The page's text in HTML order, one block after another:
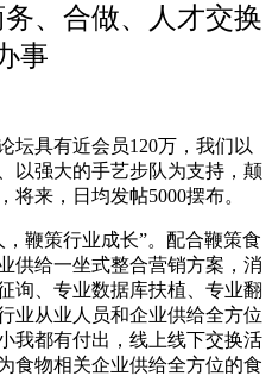
、合做、人才交换
事
具有近会员120万，我们以
以强大的手艺步队为支持，颠
来，日均发帖5000摆布。
鞭策行业成长”。配合鞭策食
供给一坐式整合营销方案，消
询、专业数据库扶植、专业翻
业从业人员和企业供给全方位
我都有付出，线上线下交换活
食物相关企业供给全方位的食